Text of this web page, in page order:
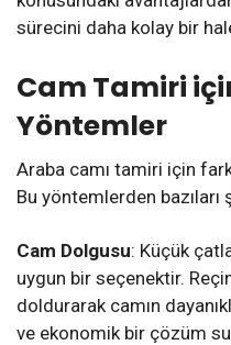
sürecini daha kolay bir
Cam Tamiri
Yöntemler
Araba camı tamiri için
Bu yöntemlerden bazıları
Cam Dolgusu: Küçük
uygun bir seçenektir.
doldurarak camın
ve ekonomik bir çözüm